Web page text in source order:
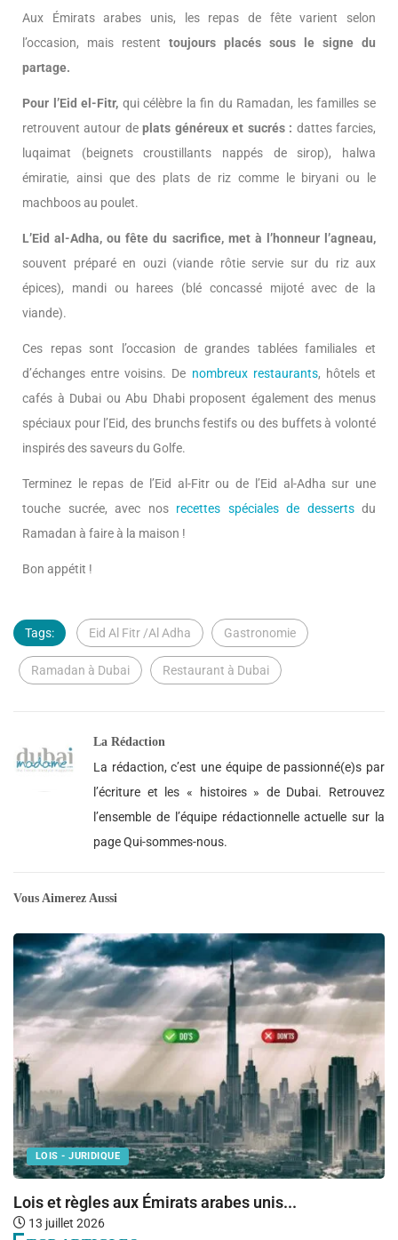
Aux Émirats arabes unis, les repas de fête varient selon
l’occasion, mais restent toujours placés sous le signe du
partage.
Pour l’Eid el-Fitr, qui célèbre la fin du Ramadan, les familles se
retrouvent autour deplats généreux et sucrés : dattes farcies,
luqaimat (beignets croustillants nappés de sirop), halwa
émiratie, ainsi que des plats de riz comme le biryani ou le
machboos au poulet.
L’Eid al-Adha, ou fête du sacrifice, met à l’honneur l’agneau,
souvent préparé en ouzi (viande rôtie servie sur du riz aux
épices), mandi ou harees (blé concassé mijoté avec de la
viande).
Ces repas sont l’occasion de grandes tablées familiales et
d’échanges entre voisins. De nombreux restaurants, hôtels et
cafés à Dubai ou Abu Dhabi proposent également des menus
spéciaux pour l’Eid, des brunchs festifs ou des buffets à volonté
inspirés des saveurs du Golfe.
Terminez le repas de l’Eid al-Fitr ou de l’Eid al-Adha sur une
touche sucrée, avec nos recettes spéciales de dessertsdu
Ramadan à faire à la maison !
Bon appétit !
Tags: Eid Al Fitr /Al Adha Gastronomie
Ramadan à Dubai Restaurant à Dubai
La Rédaction
La rédaction, c’est une équipe de passionné(e)s par
l’écriture et les « histoires » de Dubai. Retrouvez
l’ensemble de l’équipe rédactionnelle actuelle sur la
page Qui-sommes-nous.
Vous Aimerez Aussi
LOIS - JURIDIQUE
Lois et règles aux Émirats arabes unis...
13 juillet 2026